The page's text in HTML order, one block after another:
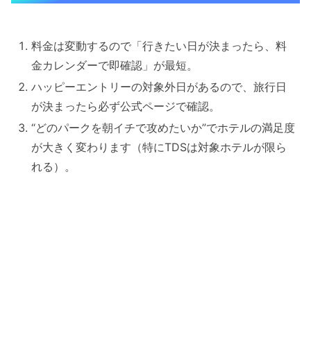
料金は変動するので「行きたい日が決まったら、料
金カレンダーで即確認」が最短。
ハッピーエントリーの対象外日があるので、旅行日
が決まったら必ず公式ページで確認。
“どのパークを朝イチで攻めたいか”でホテルの満足度
が大きく変わります（特にTDSは対象ホテルが限ら
れる）。